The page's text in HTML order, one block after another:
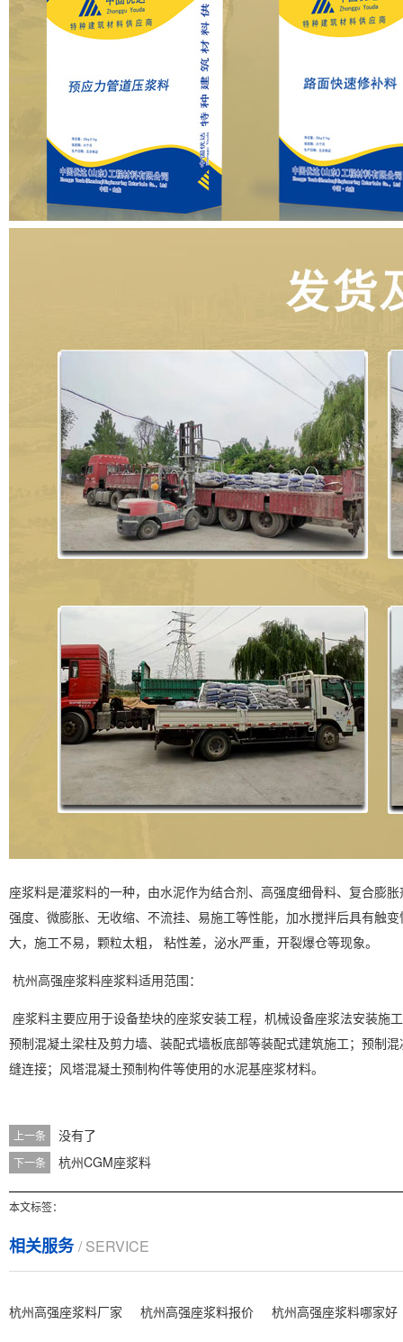
座浆料是灌浆料的一种，由水泥作为结合剂、高强度细骨料、复合膨
强度、微膨胀、无收缩、不流挂、易施工等性能，加水搅拌后具有触
大，施工不易，颗粒太粗， 粘性差，泌水严重，开裂爆仓等现象。
杭州高强座浆料座浆料适用范围：
座浆料主要应用于设备垫块的座浆安装工程，机械设备座浆法安装
预制混凝土梁柱及剪力墙、装配式墙板底部等装配式建筑施工；预制
缝连接；风塔混凝土预制构件等使用的水泥基座浆材料。
上一条 没有了
下一条 杭州CGM座浆料
本文标签：
相关服务/ SERVICE
杭州高强座浆料厂家 杭州高强座浆料报价 杭州高强座浆料哪家好